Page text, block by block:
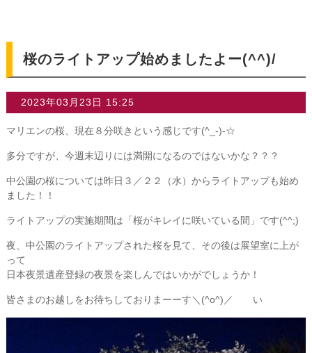
桜のライトアップ始めましたよー(^^)/
2023年03月23日 15:25
マリエンの桜、現在８分咲きという感じです(^_-)-☆
多分ですが、今週末辺りには満開になるのではないかな？？？
中公園の桜については昨日３／２２（水）からライトアップも始め
ました！！
ライトアップの実施期間は「桜がキレイに咲いている間」です(^^;)
夜、中公園のライトアップされた桜を見て、その後は展望室に上が
って
日本夜景遺産登録の夜景を楽しんではいかがでしょうか！
皆さまのお越しをお待ちしておりまーーす＼(^o^)／ い